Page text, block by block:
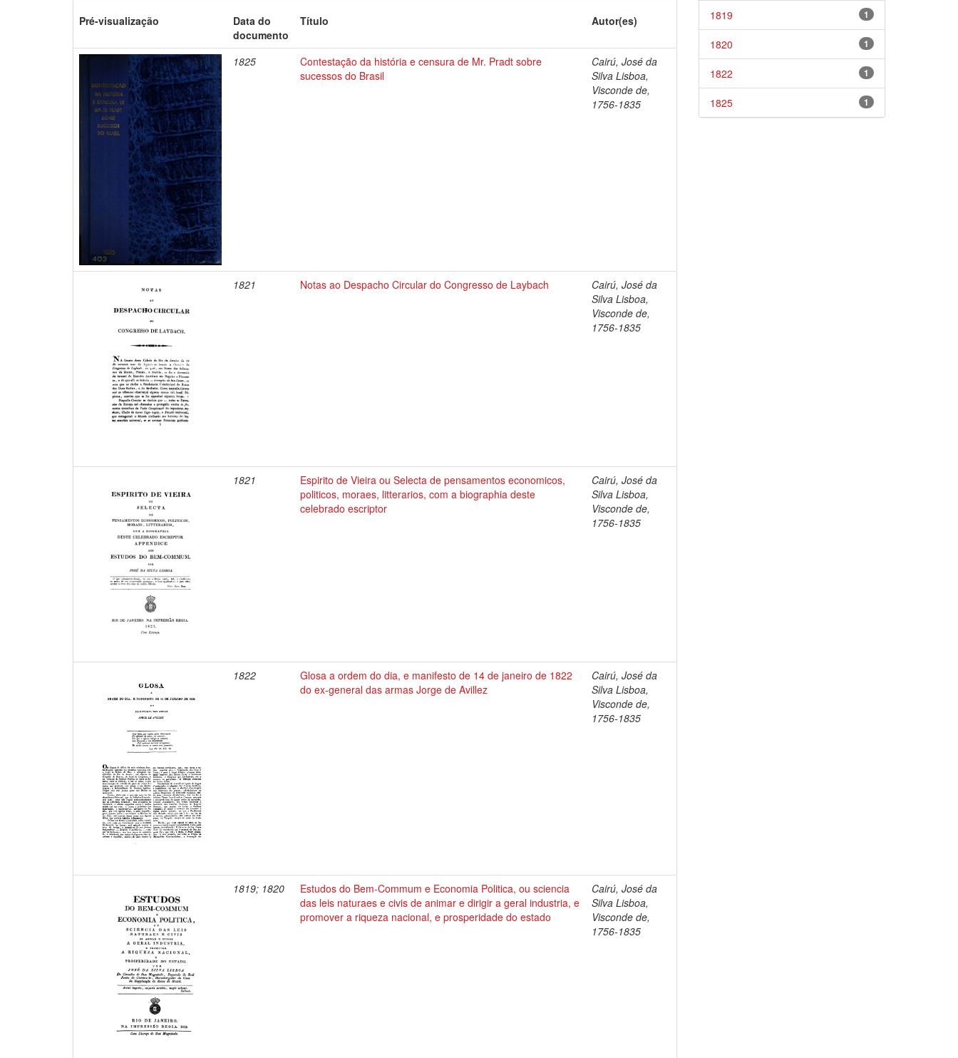
Pré-visualização
Data do
documento
Título Autor(es)
1825
Contestação da história e censura de Mr. Pradt sobre
sucessos do Brasil
Cairú, José da
Silva Lisboa,
Visconde de,
1756-1835
1821 Notas ao Despacho Circular do Congresso de Laybach
Cairú, José da
Silva Lisboa,
Visconde de,
1756-1835
1821
Espirito de Vieira ou Selecta de pensamentos economicos,
politicos, moraes, litterarios, com a biographia deste
celebrado escriptor
Cairú, José da
Silva Lisboa,
Visconde de,
1756-1835
1822
Glosa a ordem do dia, e manifesto de 14 de janeiro de 1822
do ex-general das armas Jorge de Avillez
Cairú, José da
Silva Lisboa,
Visconde de,
1756-1835
1819; 1820
Estudos do Bem-Commum e Economia Politica, ou sciencia
das leis naturaes e civis de animar e dirigir a geral industria, e
promover a riqueza nacional, e prosperidade do estado
Cairú, José da
Silva Lisboa,
Visconde de,
1756-1835
1
1819
1
1820
1
1822
1
1825